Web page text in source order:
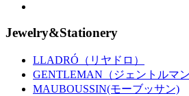
Jewelry&Stationery
LLADRÓ（リヤドロ）
GENTLEMAN（ジェントルマン
MAUBOUSSIN(モーブッサン)